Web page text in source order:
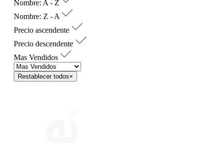
Nombre: A - Z
Nombre: Z - A
Precio ascendente
Precio descendente
Mas Vendidos
Restablecer todos×